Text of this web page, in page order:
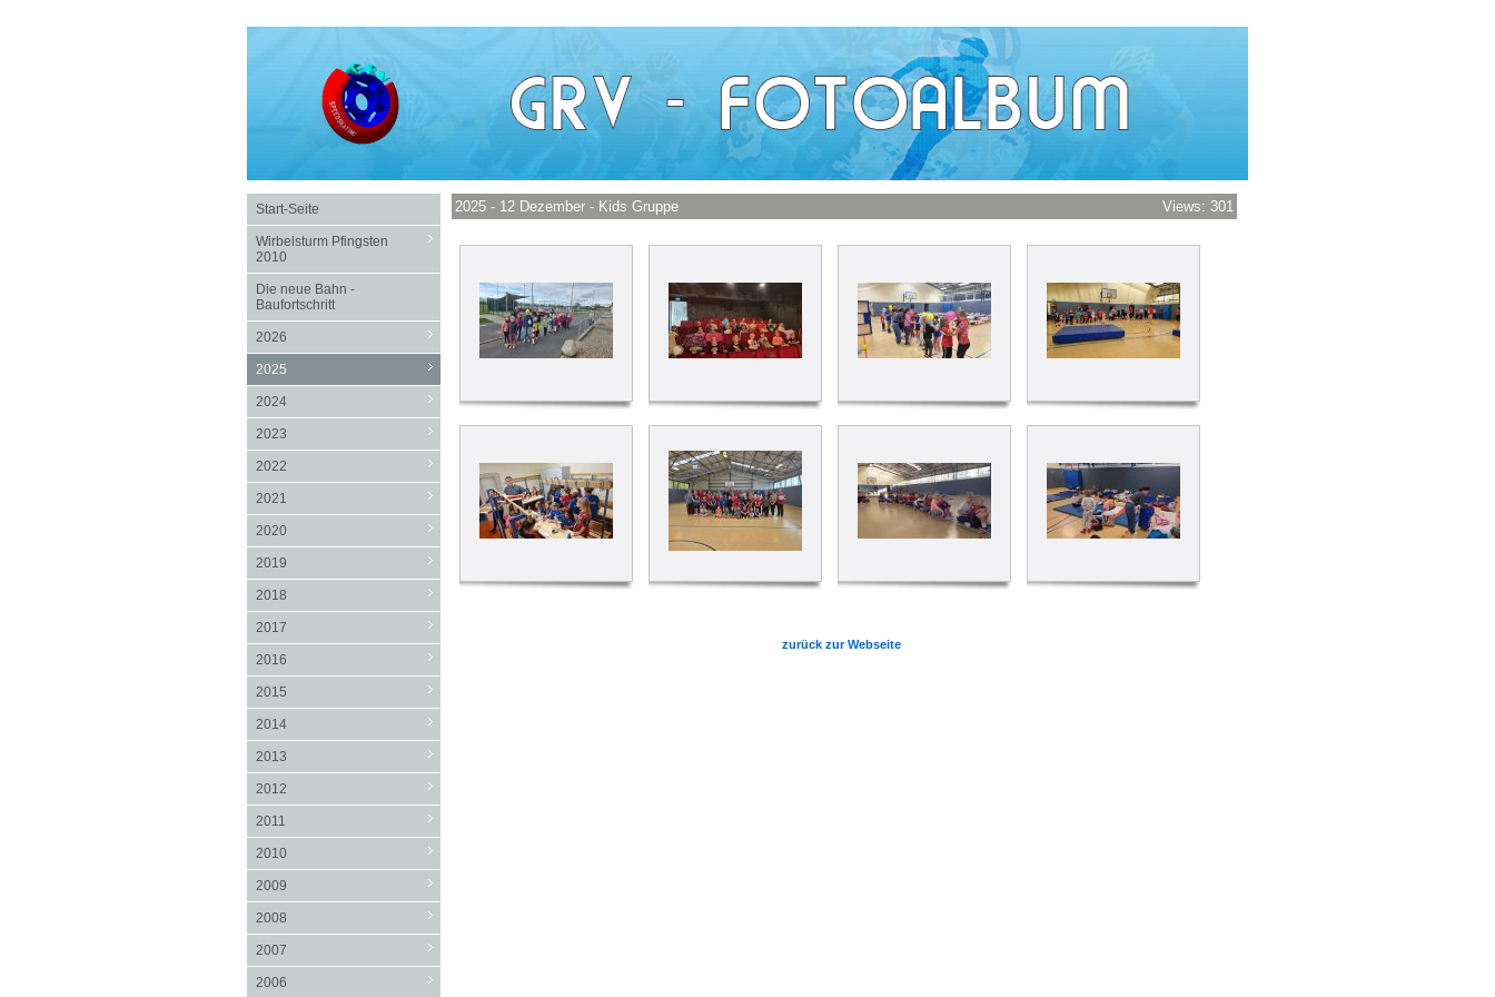
Start-Seite
Wirbelsturm Pfingsten
2010
Die neue Bahn -
Baufortschritt
2026
2025
2024
2023
2022
2021
2020
2019
2018
2017
2016
2015
2014
2013
2012
2011
2010
2009
2008
2007
2006
2025 - 12 Dezember - Kids Gruppe Views: 301
zurück zur Webseite